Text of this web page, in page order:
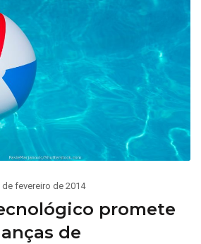
de fevereiro de 2014
promete
de